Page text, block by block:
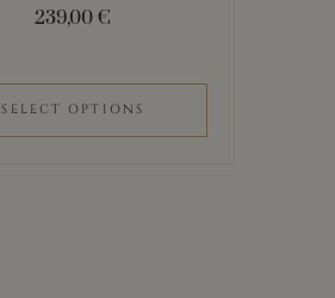
239,00€
SELECT OPTIONS